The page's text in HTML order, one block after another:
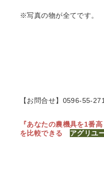
※写真の物が全てです。
【お問合せ】0596-55-
『あなたの農機具を1番高
を比較できる アグリユ